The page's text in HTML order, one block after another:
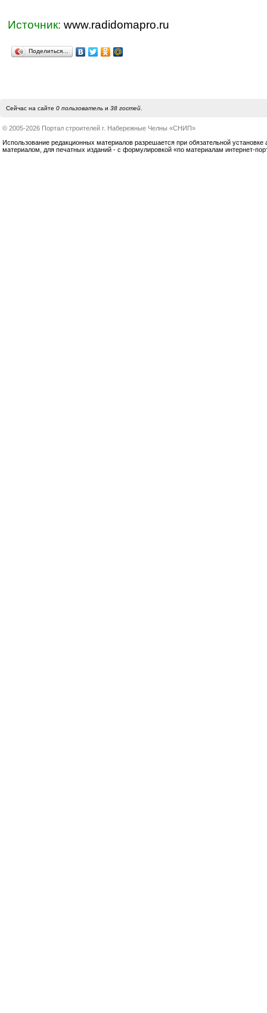
Источник: www.radidomapro.ru
Поделиться…
Сейчас на сайте 0 пользовательи 38 гостей.
© 2005-2026 Портал строителей г. Набережные Челны «СНИП»
Использование редакционных материалов разрешается при обязательной установке
материалом, для печатных изданий - с формулировкой «по материалам интернет-